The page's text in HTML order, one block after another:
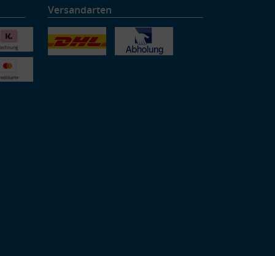
Versandarten